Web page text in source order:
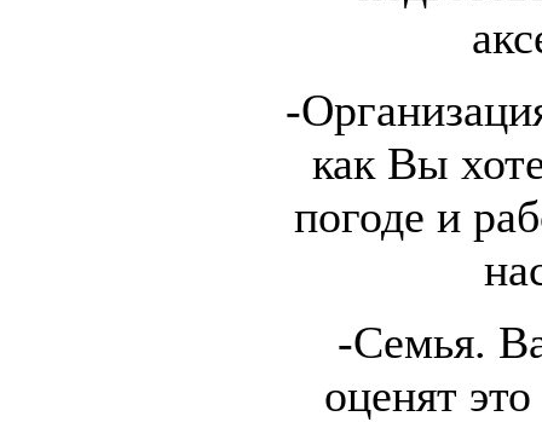
-
как Вы
погоде и
-Семья.
оценят